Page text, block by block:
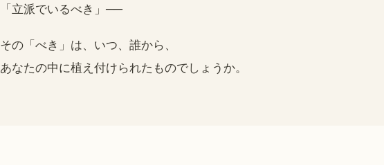
「立派でいるべき」──
その「べき」は、いつ、誰から、
あなたの中に植え付けられたものでしょうか。